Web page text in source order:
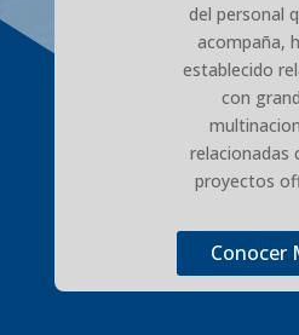
del personal
acompaña,
establecido
con
relacionadas
proyectos
Conocer